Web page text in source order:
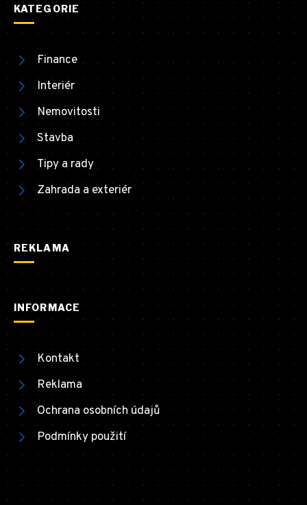
KATEGORIE
Finance
Interiér
Nemovitosti
Stavba
Tipy a rady
Zahrada a exteriér
REKLAMA
INFORMACE
Kontakt
Reklama
Ochrana osobních údajů
Podmínky použití